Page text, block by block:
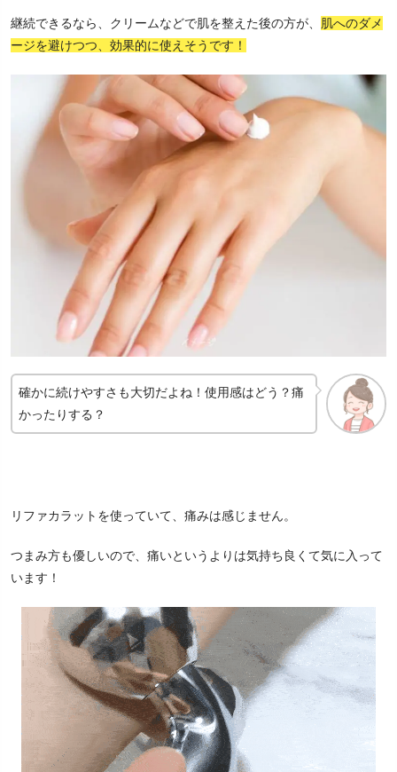
継続できるなら、クリームなどで肌を整えた後の方が、 肌へのダメ
ージを避けつつ、効果的に使えそうです！
確かに続けやすさも大切だよね！使用感はどう？痛
かったりする？
リファカラットを使っていて、痛みは感じません。
つまみ方も優しいので、痛いというよりは気持ち良くて気に入って
います！